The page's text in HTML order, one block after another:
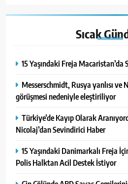
Sıcak
15 Yaşındaki Freja
Messerschmidt, Rusya yanlısı ve
görüşmesi nedeniyle eleştiriliyor
Türkiye’de Kayıp Olarak
Nicolaj’dan Sevindirici Haber
15 Yaşındaki Danimarkalı Freja
Polis Halktan Acil Destek İstiyor